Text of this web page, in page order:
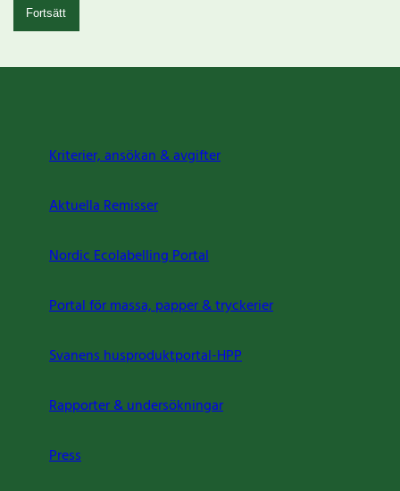
Fortsätt
Kriterier, ansökan & avgifter
Aktuella Remisser
Nordic Ecolabelling Portal
Portal för massa, papper & tryckerier
Svanens husproduktportal-HPP
Rapporter & undersökningar
Press